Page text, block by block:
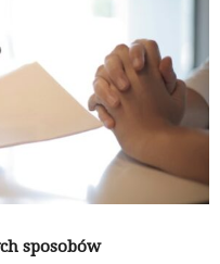
sposobów